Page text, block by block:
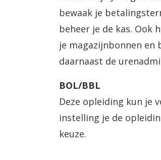
bewaak je
beheer je de kas.
je magazijnbonnen
daarnaast de
BOL/BBL
Deze opleiding kun je
instelling je de
keuze.